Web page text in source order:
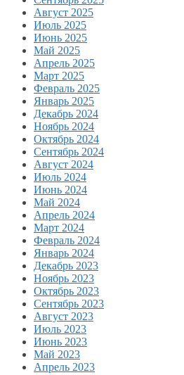
Август 2025
Июль 2025
Июнь 2025
Май 2025
Апрель 2025
Март 2025
Февраль 2025
Январь 2025
Декабрь 2024
Ноябрь 2024
Октябрь 2024
Сентябрь 2024
Август 2024
Июль 2024
Июнь 2024
Май 2024
Апрель 2024
Март 2024
Февраль 2024
Январь 2024
Декабрь 2023
Ноябрь 2023
Октябрь 2023
Сентябрь 2023
Август 2023
Июль 2023
Июнь 2023
Май 2023
Апрель 2023